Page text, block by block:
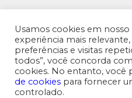
MENU SUPERIOR
Usamos cookies em
experiência mais
preferências e visitas
todos”, você concorda
cookies. No entanto, você
de cookies para fornecer
controlado.